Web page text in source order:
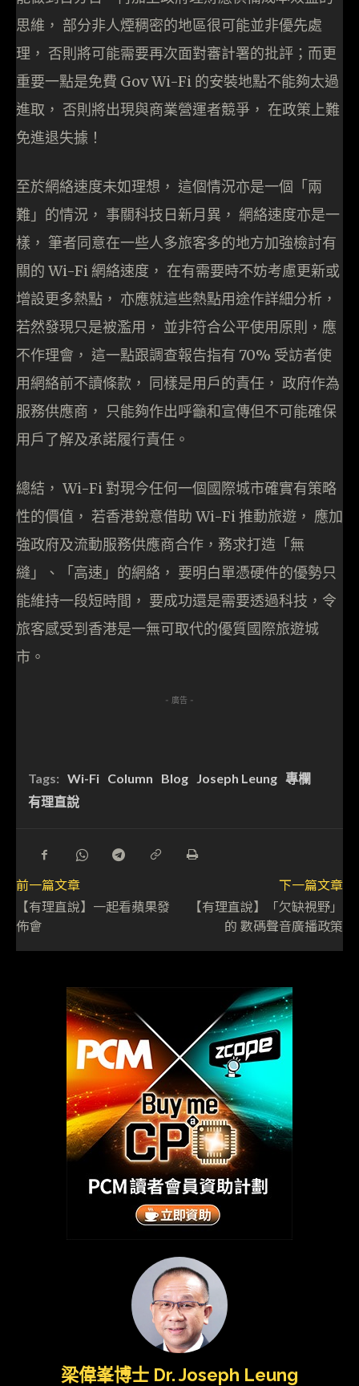
思維， 部分非人煙稠密的地區很可能並非優先處
理， 否則將可能需要再次面對審計署的批評；而更
重要一點是免費 Gov Wi-Fi 的安裝地點不能夠太過
進取， 否則將出現與商業營運者競爭， 在政策上難
免進退失據！
至於網絡速度未如理想， 這個情況亦是一個「兩
難」的情況， 事關科技日新月異， 網絡速度亦是一
樣， 筆者同意在一些人多旅客多的地方加強檢討有
關的 Wi-Fi 網絡速度， 在有需要時不妨考慮更新或
增設更多熱點， 亦應就這些熱點用途作詳細分析，
若然發現只是被濫用， 並非符合公平使用原則，應
不作理會， 這一點跟調查報告指有 70% 受訪者使
用網絡前不讀條款， 同樣是用戶的責任， 政府作為
服務供應商， 只能夠作出呼籲和宣傳但不可能確保
用戶了解及承諾履行責任。
總結， Wi-Fi 對現今任何一個國際城市確實有策略
性的價值， 若香港銳意借助 Wi-Fi 推動旅遊， 應加
強政府及流動服務供應商合作，務求打造「無
縫」、「高速」的網絡， 要明白單憑硬件的優勢只
能維持一段短時間， 要成功還是需要透過科技，令
旅客感受到香港是一無可取代的優質國際旅遊城
市。
- 廣告 -
Tags: Wi-Fi Column Blog Joseph Leung 專欄
有理直說
前一篇文章
【有理直說】一起看蘋果發
佈會
下一篇文章
【有理直說】「欠缺視野」
的 數碼聲音廣播政策
梁偉峯博士 Dr. Joseph Leung